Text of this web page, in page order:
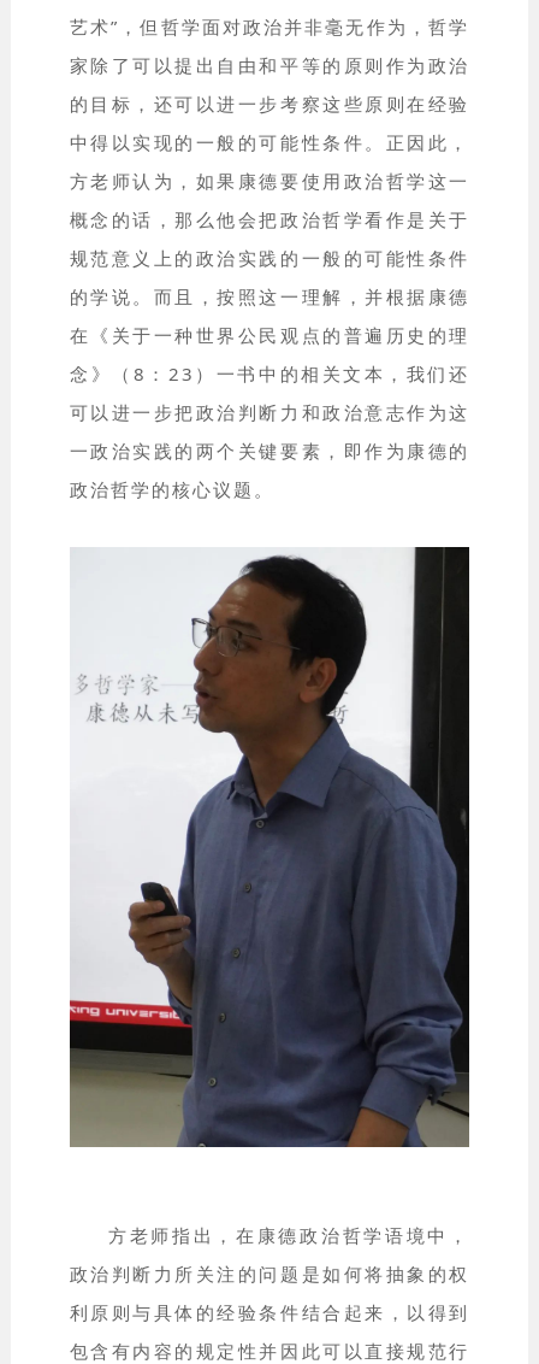
艺术”，但哲学面对政治并非毫无作为，哲学
家除了可以提出自由和平等的原则作为政治
的目标，还可以进一步考察这些原则在经验
中得以实现的一般的可能性条件。正因此，
方老师认为，如果康德要使用政治哲学这一
概念的话，那么他会把政治哲学看作是关于
规范意义上的政治实践的一般的可能性条件
的学说。而且，按照这一理解，并根据康德
在《关于一种世界公民观点的普遍历史的理
念》（8：23）一书中的相关文本，我们还
可以进一步把政治判断力和政治意志作为这
一政治实践的两个关键要素，即作为康德的
政治哲学的核心议题。
方老师指出，在康德政治哲学语境中，
政治判断力所关注的问题是如何将抽象的权
利原则与具体的经验条件结合起来，以得到
包含有内容的规定性并因此可以直接规范行